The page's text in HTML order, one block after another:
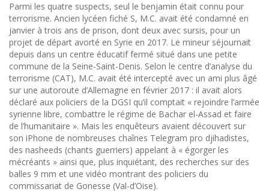
Parmi les quatre suspects, seul le benjamin était connu pour
terrorisme. Ancien lycéen fiché S, M.C. avait été condamné en
janvier à trois ans de prison, dont deux avec sursis, pour un
projet de départ avorté en Syrie en 2017. Le mineur séjournait
depuis dans un centre éducatif fermé situé dans une petite
commune de la Seine-Saint-Denis. Selon le centre d’analyse du
terrorisme (CAT), M.C. avait été intercepté avec un ami plus âgé
sur une autoroute d’Allemagne en février 2017 : il avait alors
déclaré aux policiers de la DGSI qu’il comptait « rejoindre l’armée
syrienne libre, combattre le régime de Bachar el-Assad et faire
de l’humanitaire ». Mais les enquêteurs avaient découvert sur
son iPhone de nombreuses chaînes Telegram pro djihadistes,
des nasheeds (chants guerriers) appelant à « égorger les
mécréants » ainsi que, plus inquiétant, des recherches sur des
balles 9 mm et une vidéo montrant des policiers du
commissariat de Gonesse (Val-d’Oise).